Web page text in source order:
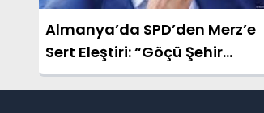
Almanya’da SPD’den Merz’e
Sert Eleştiri: “Göçü Şehir
Manzarasına Sığdırmak